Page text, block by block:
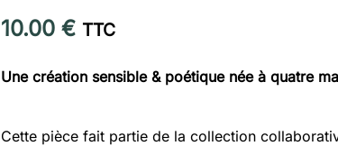
10.00 € TTC
Une création sensible & poétique née à quatre
Cette pièce fait partie de la collection